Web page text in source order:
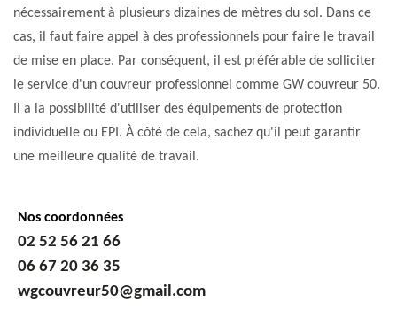
nécessairement à plusieurs dizaines de mètres du sol. Dans ce
cas, il faut faire appel à des professionnels pour faire le travail
de mise en place. Par conséquent, il est préférable de solliciter
le service d'un couvreur professionnel comme GW couvreur 50.
Il a la possibilité d'utiliser des équipements de protection
individuelle ou EPI. À côté de cela, sachez qu'il peut garantir
une meilleure qualité de travail.
Nos coordonnées
02 52 56 21 66
06 67 20 36 35
wgcouvreur50@gmail.com